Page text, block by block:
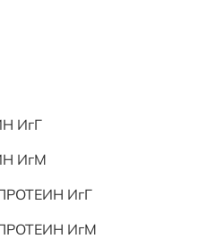
ИгГ
ИгМ
ИгГ
ИгМ